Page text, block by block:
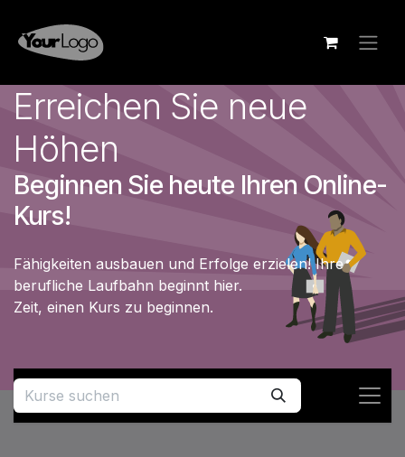
Erreichen Sie neue
Höhen
Beginnen Sie heute Ihren Online-
Kurs!
Fähigkeiten ausbauen und Erfolge erzielen! Ihre
berufliche Laufbahn beginnt hier.
Zeit, einen Kurs zu beginnen.